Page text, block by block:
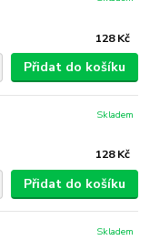
128 Kč
Přidat do košíku
128 Kč
Skladem
Přidat do košíku
Skladem